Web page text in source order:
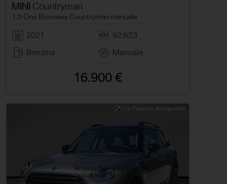
MINI Countryman
1.5 One Business Countryman manuale
2021
92.623
Benzina
Manuale
16.900 €